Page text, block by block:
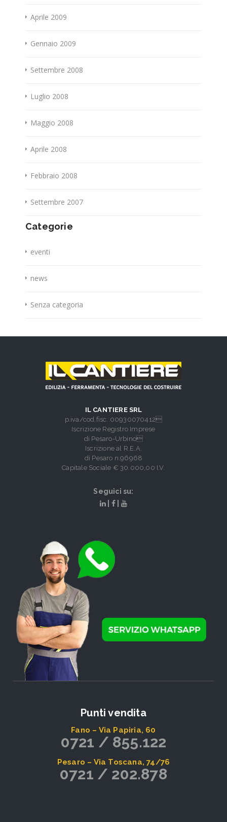
Aprile 2009
Gennaio 2009
Settembre 2008
Luglio 2008
Maggio 2008
Aprile 2008
Febbraio 2008
Settembre 2007
Categorie
eventi
news
Senza categoria
IL CANTIERE SRL
p.iva/cod.fisc. 00930070412
Iscrizione Registro Imprese
di Pesaro-Urbino
Iscrizione al R.E.A.
di Pesaro n.96968
Capitale Sociale € 30.000,00 I.V.
Seguici su:
Punti vendita
Fano – Via Papiria, 60
0721 / 855.122
Pesaro – Via Toscana, 74/76
0721 / 202.878